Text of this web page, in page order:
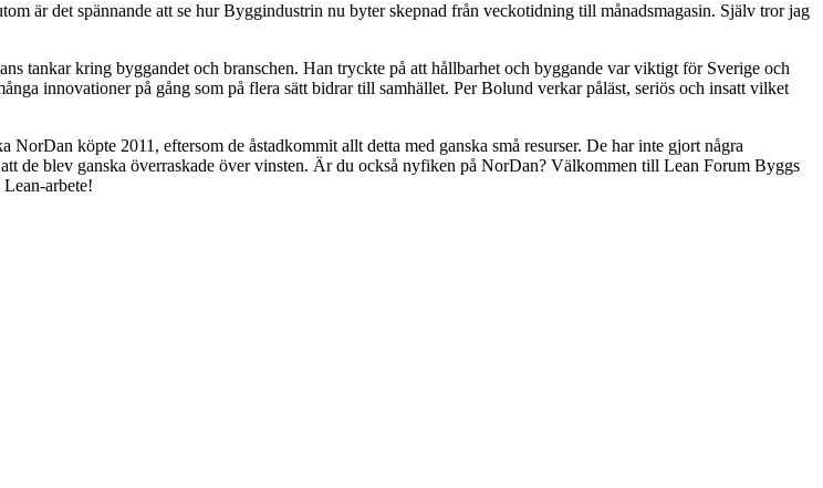
är det spännande att se hur Byggindustrin nu byter skepnad från veckotidning till månadsmagasin. Själv tror jag
tankar kring byggandet och branschen. Han tryckte på att hållbarhet och byggande var viktigt för Sverige och
innovationer på gång som på flera sätt bidrar till samhället. Per Bolund verkar påläst, seriös och insatt vilket
köpte 2011, eftersom de åstadkommit allt detta med ganska små resurser. De har inte gjort några
de blev ganska överraskade över vinsten. Är du också nyfiken på NorDan? Välkommen till Lean Forum Byggs
arbete!